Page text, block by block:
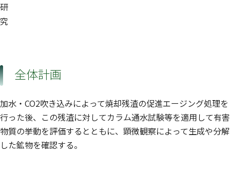
研
究
全体計画
加水・CO2吹き込みによって焼却残渣の促進エージング処理を
行った後、この残渣に対してカラム通水試験等を適用して有害
物質の挙動を評価するとともに、顕微観察によって生成や分解
した鉱物を確認する。